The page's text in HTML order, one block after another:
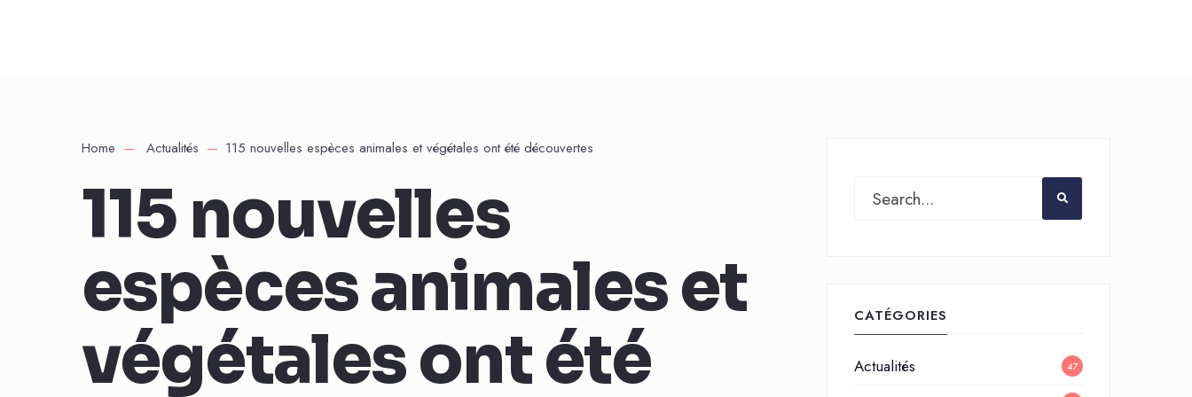
Home Actualités 115 nouvelles espèces animales et végétales ont été découvertes
115 nouvelles
espèces animales et
végétales ont été
CATÉGORIES
Actualités 47